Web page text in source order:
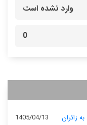
وارد نشده است
0
زائران 1405/04/13